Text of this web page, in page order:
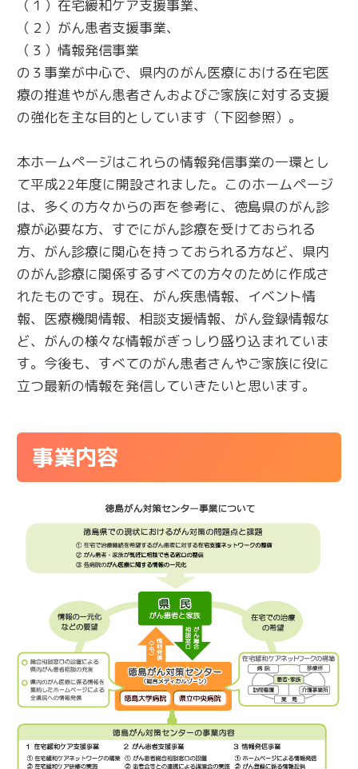
（１）在宅緩和ケア支援事業、
（２）がん患者支援事業、
（３）情報発信事業
の３事業が中心で、県内のがん医療における在宅医
療の推進やがん患者さんおよびご家族に対する支援
の強化を主な目的としています（下図参照）。
本ホームページはこれらの情報発信事業の一環とし
て平成22年度に開設されました。このホームページ
は、多くの方々からの声を参考に、徳島県のがん診
療が必要な方、すでにがん診療を受けておられる
方、がん診療に関心を持っておられる方など、県内
のがん診療に関係するすべての方々のために作成さ
れたものです。現在、がん疾患情報、イベント情
報、医療機関情報、相談支援情報、がん登録情報な
ど、がんの様々な情報がぎっしり盛り込まれていま
す。今後も、すべてのがん患者さんやご家族に役に
立つ最新の情報を発信していきたいと思います。
事業内容